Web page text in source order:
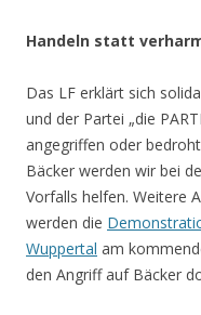
Handeln statt
Das LF erklärt sich
und der Partei „die
angegriffen oder
Bäcker werden wir bei
Vorfalls helfen. Weitere
werden die
Wuppertal am
den Angriff auf Bäcker